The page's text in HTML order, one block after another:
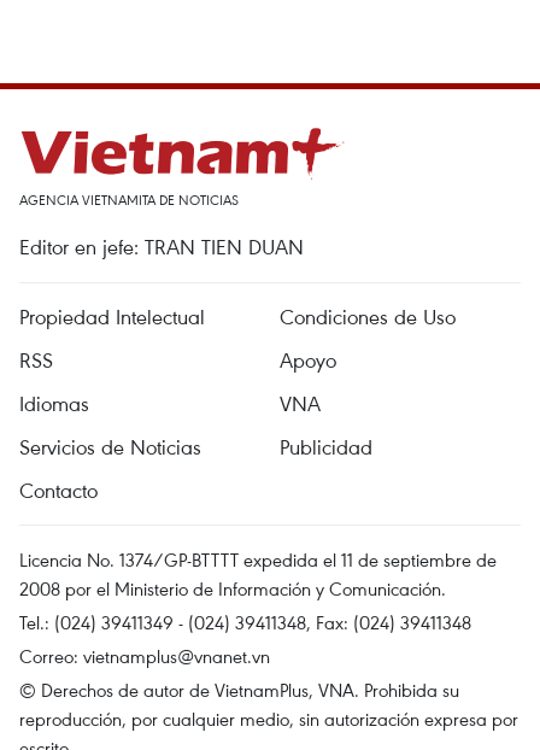
AGENCIA VIETNAMITA DE NOTICIAS
Editor en jefe: TRAN TIEN DUAN
Propiedad Intelectual
Condiciones de Uso
RSS
Apoyo
Idiomas
VNA
Servicios de Noticias
Publicidad
Contacto
Licencia No. 1374/GP-BTTTT expedida el 11 de septiembre de
2008 por el Ministerio de Información y Comunicación.
Tel.: (024) 39411349 - (024) 39411348, Fax: (024) 39411348
Correo: vietnamplus@vnanet.vn
© Derechos de autor de VietnamPlus, VNA. Prohibida su
reproducción, por cualquier medio, sin autorización expresa por